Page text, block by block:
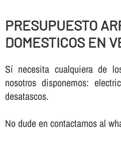
PRESUPUESTO
DOMESTICOS EN
Sí necesita cualquiera de
nosotros disponemos:
desatascos.
No dude en contactarnos al